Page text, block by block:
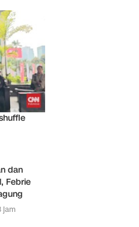
dan
Febrie
jam